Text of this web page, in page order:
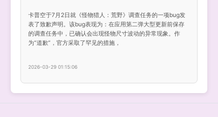
卡普空于7月2日就《怪物猎人：荒野》调查任务的一项bug发
表了致歉声明。该bug表现为：在应用第二弹大型更新前保存
的调查任务中，已确认会出现怪物尺寸波动的异常现象。作
为“道歉”，官方采取了罕见的措施，
2026-03-29 01:15:06